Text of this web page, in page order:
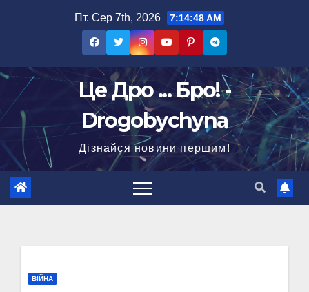
Пт. Сер 7th, 2026 7:14:49 AM
Це Дро ... Бро! -
Drogobychyna
Дізнайся новини першим!
ВІЙНА